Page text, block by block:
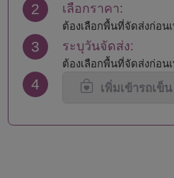
นครพนม
นครราชสีมา
นครศรีธรรมราช
นครสวรรค์
นนทบุรี
นราธิวาส
2 เลือกราคา:
ต้องเลือกพื้นที่จัดส่งก่อน
3 ระบุวันจัดส่ง:
ต้องเลือกพื้นที่จัดส่งก่อน
4 เพิ่มเข้ารถเข็น